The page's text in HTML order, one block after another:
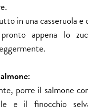
in una casseruola e
appena lo
porre il salmone
e il finocchio